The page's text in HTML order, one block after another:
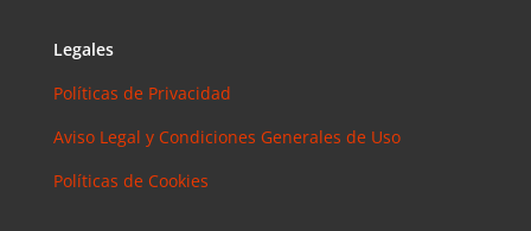
Legales
Políticas de Privacidad
Aviso Legal y Condiciones Generales de Uso
Políticas de Cookies